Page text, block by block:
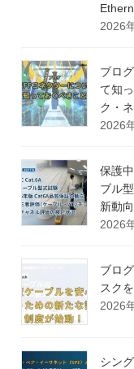
2026
ブロ
て知
ク・
2026
保護
ブル
新動
2026
ブロ
スク
2026
シン